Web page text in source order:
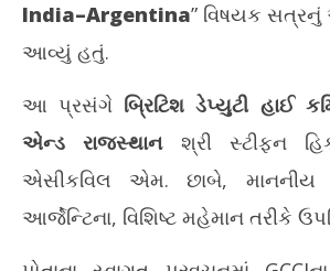
NOW VIEWING
ચર્ચાસત્ર યોજાયું
June
4,
2026
India–Argentina” વિષયક
આવ્યું હતું.
આ પ્રસંગે બ્રિટિશ ડેપ્યુટી હાઈ
એન્ડ રાજસ્થાનશ્રી સ્ટીફન
એસીકવિલ એમ. છાબે, માનનીય
આર્જેન્ટિના, વિશિષ્ટ મહેમાન તરીકે